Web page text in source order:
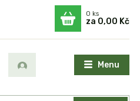
Menu
0ks
za 0,00 Kč